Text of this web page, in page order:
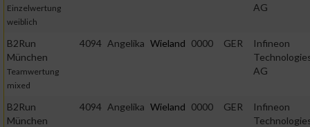
Einzelwertung
weiblich
AG
B2Run
München
Teamwertung
mixed
4094 Angelika Wieland 0000 GER
Infineon
AG
B2Run
München
4094 Angelika Wieland 0000 GER
Infineon